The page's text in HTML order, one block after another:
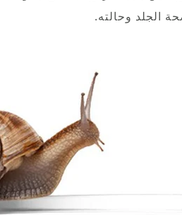
الجلد وحالته.